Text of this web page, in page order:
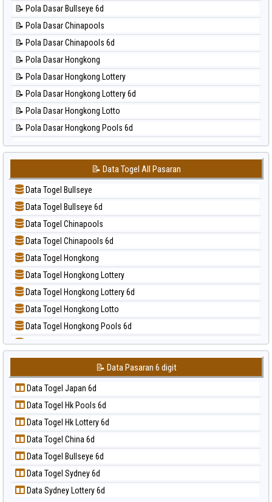
⚽ Bola Hitam Taipei
⚽ Bola Hitam Taiwan
📊 Statistik Magnum Cambodia
📊 Statistik Nagoya
📊 Statistik New York Midday
📊 Statistik North Carolina Day
📊 Statistik Pcso
📊 Statistik Pennsylvania Day
📊 Statistik Sao Paulo
📊 Statistik Singapore
📊 Statistik Sydney
📊 Statistik Sydney Lottery
📊 Statistik Sydney Lottery 6d
📊 Statistik Sydney Lotto
📊 Statistik Sydney Pools 6d
📊 Statistik Taipei
📊 Statistik Taiwan
📝 Pola Dasar Bullseye 6d
📝 Pola Dasar Chinapools
📝 Pola Dasar Chinapools 6d
📝 Pola Dasar Hongkong
📝 Pola Dasar Hongkong Lottery
📝 Pola Dasar Hongkong Lottery 6d
📝 Pola Dasar Hongkong Lotto
📝 Pola Dasar Hongkong Pools 6d
📝 Pola Dasar Japan
📝 Pola Dasar Japan 6d
📝 Pola Dasar Korea
📝 Pola Dasar Kuda Lari
📝 Pola Dasar Magnum Cambodia
📝 Pola Dasar Nagoya
📝 Pola Dasar North Carolina Day
📝 Pola Dasar Pcso
📝 Pola Dasar Sao Paulo
📝 Pola Dasar Singapore
📝 Pola Dasar Sydney
📝 Pola Dasar Sydney Lottery
📝 Pola Dasar Sydney Lottery 6d
📝 Pola Dasar Sydney Lotto
📝 Pola Dasar Sydney Pools 6d
📝 Pola Dasar Taipei
📝 Pola Dasar Taiwan
📝 Data Togel All Pasaran
Data Togel Bullseye
Data Togel Bullseye 6d
Data Togel Chinapools
Data Togel Chinapools 6d
Data Togel Hongkong
Data Togel Hongkong Lottery
Data Togel Hongkong Lottery 6d
Data Togel Hongkong Lotto
Data Togel Hongkong Pools 6d
Data Togel Japan
Data Togel Japan 6d
Data Togel Korea
Data Togel Kuda Lari
Data Togel Magnum Cambodia
Data Togel Nagoya
Data Togel North Carolina Day
Data Togel Pcso
Data Togel Sao Paulo
Data Togel Singapore
📝 Data Pasaran 6 digit
Data Togel Japan 6d
Data Togel Hk Pools 6d
Data Togel Hk Lottery 6d
Data Togel China 6d
Data Togel Bullseye 6d
Data Togel Sydney 6d
Data Sydney Lottery 6d